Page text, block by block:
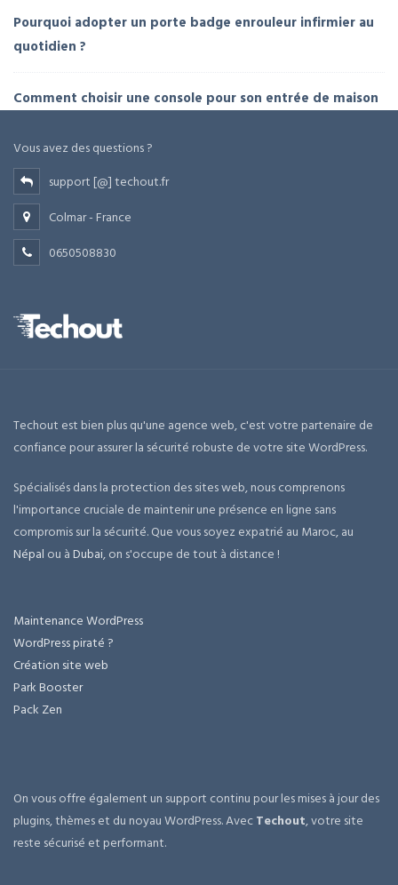
Pourquoi adopter un porte badge enrouleur infirmier au
quotidien ?
Comment choisir une console pour son entrée de maison
Vous avez des questions ?
support [@] techout.fr
Colmar - France
0650508830
Techout est bien plus qu'une agence web, c'est votre partenaire de
confiance pour assurer la sécurité robuste de votre site WordPress.
Spécialisés dans la protection des sites web, nous comprenons
l'importance cruciale de maintenir une présence en ligne sans
compromis sur la sécurité. Que vous soyez expatrié au Maroc, au
Népal ou àDubai, on s'occupe de tout à distance !
Maintenance WordPress
WordPress piraté ?
Création site web
Park Booster
Pack Zen
On vous offre également un support continu pour les mises à jour des
plugins, thèmes et du noyau WordPress. AvecTechout, votre site
reste sécurisé et performant.